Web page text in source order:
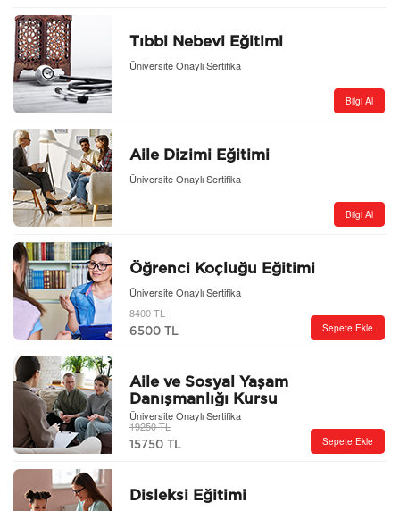
Tıbbi Nebevi Eğitimi
Üniversite Onaylı Sertifika
Bilgi Al
Aile Dizimi Eğitimi
Üniversite Onaylı Sertifika
Bilgi Al
Öğrenci Koçluğu Eğitimi
Üniversite Onaylı Sertifika
8400 TL
6500 TL Sepete Ekle
Aile ve Sosyal Yaşam
Danışmanlığı Kursu
Üniversite Onaylı Sertifika
19250 TL
15750 TL Sepete Ekle
Disleksi Eğitimi